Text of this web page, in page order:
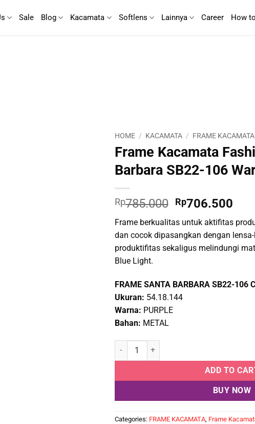
Sale Blog Kacamata Softlens Lainnya Career How
HOME / KACAMATA / FRAME KACAMATA
Frame Kacamata
Barbara SB22-106
Rp785.000 Original
price
was:
Rp785.000.
Rp706.500
is:
Frame berkualitas untuk aktifitas
dan cocok dipasangkan dengan
produktifitas sekaligus melindungi
Blue Light.
FRAME SANTA BARBARA SB22-106
Ukuran: 54.18.144
Warna: PURPLE
Bahan: METAL
Frame Kacamata Fashion Santa Barbara
ADD TO
BUY NOW
Categories: FRAME KACAMATA, Frame